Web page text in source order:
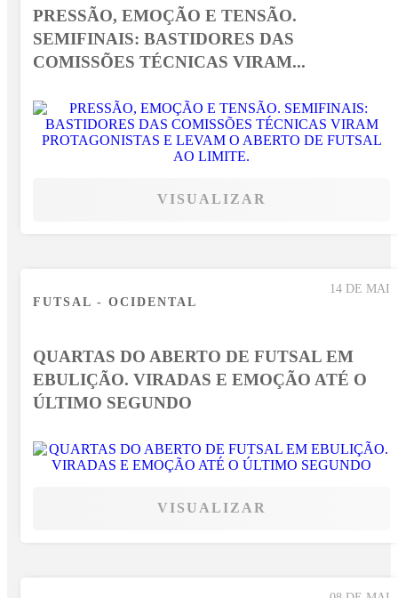
PRESSÃO, EMOÇÃO E TENSÃO.
SEMIFINAIS: BASTIDORES DAS
COMISSÕES TÉCNICAS VIRAM...
VISUALIZAR
14 DE MAI
FUTSAL - OCIDENTAL
QUARTAS DO ABERTO DE FUTSAL EM
EBULIÇÃO. VIRADAS E EMOÇÃO ATÉ O
ÚLTIMO SEGUNDO
VISUALIZAR